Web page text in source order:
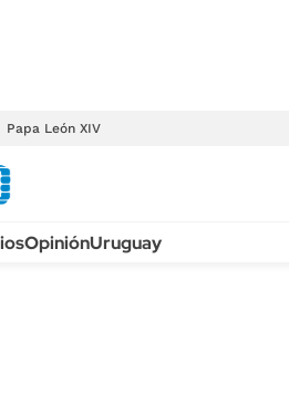
Papa León XIV
OpiniónUruguay